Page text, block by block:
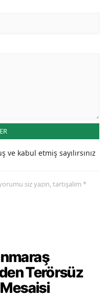
ve kabul etmiş sayılırsınız
siz yazın, tartışalım *
Terörsüz